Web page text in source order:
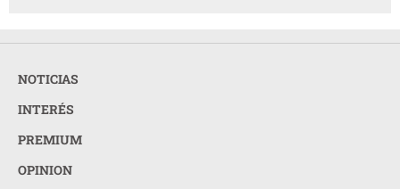
NOTICIAS
INTERÉS
PREMIUM
OPINION